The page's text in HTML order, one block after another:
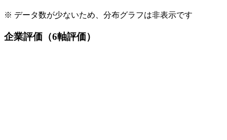
※ データ数が少ないため、分布グラフは非表示です
企業評価（6軸評価）